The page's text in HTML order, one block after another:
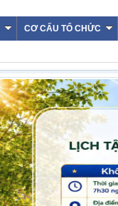
CƠ CẤU TỔ CHỨC